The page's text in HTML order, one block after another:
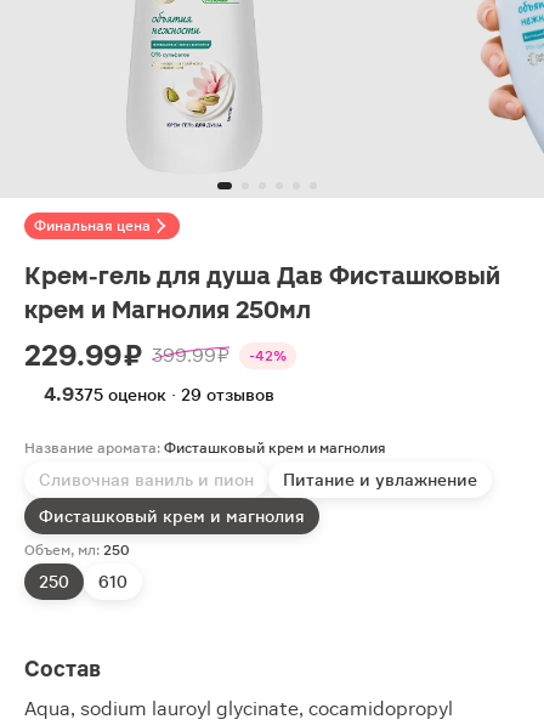
Финальная цена
Крем-гель для душа Дав Фисташковый
крем и Магнолия 250мл
229.99 ₽ 399.99 ₽ -42%
4.9375 оценок · 29 отзывов
Название аромата: Фисташковый крем и магнолия
Сливочная ваниль и пион
Питание и увлажнение
Фисташковый крем и магнолия
Объем, мл: 250
250 610
Состав
Aqua, sodium lauroyl glycinate, cocamidopropyl